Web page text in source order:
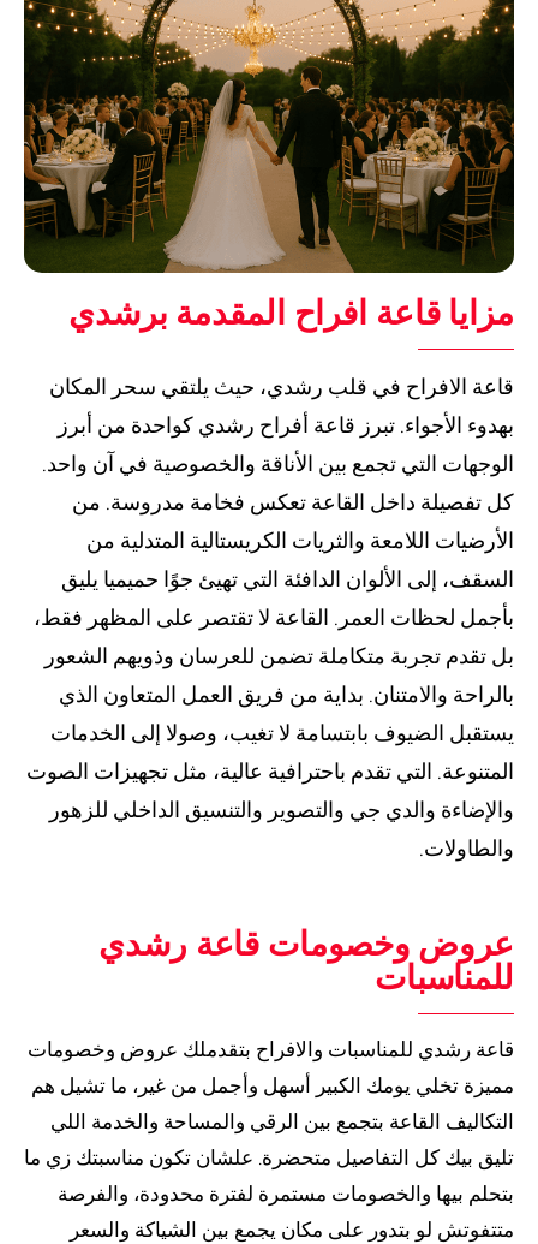
مزايا قاعة افراح المقدمة برشدي
قاعة الافراح في قلب رشدي، حيث يلتقي سحر المكان
بهدوء الأجواء. تبرز قاعة أفراح رشدي كواحدة من أبرز
الوجهات التي تجمع بين الأناقة والخصوصية في آن واحد.
كل تفصيلة داخل القاعة تعكس فخامة مدروسة. من
الأرضيات اللامعة والثريات الكريستالية المتدلية من
السقف، إلى الألوان الدافئة التي تهيئ جوًا حميميا يليق
بأجمل لحظات العمر. القاعة لا تقتصر على المظهر فقط،
بل تقدم تجربة متكاملة تضمن للعرسان وذويهم الشعور
بالراحة والامتنان. بداية من فريق العمل المتعاون الذي
يستقبل الضيوف بابتسامة لا تغيب، وصولا إلى الخدمات
المتنوعة. التي تقدم باحترافية عالية، مثل تجهيزات الصوت
والإضاءة والدي جي والتصوير والتنسيق الداخلي للزهور
والطاولات.
عروض وخصومات قاعة رشدي
للمناسبات
قاعة رشدي للمناسبات والافراح بتقدملك عروض وخصومات
مميزة تخلي يومك الكبير أسهل وأجمل من غير، ما تشيل هم
التكاليف القاعة بتجمع بين الرقي والمساحة والخدمة اللي
تليق بيك كل التفاصيل متحضرة. علشان تكون مناسبتك زي ما
بتحلم بيها والخصومات مستمرة لفترة محدودة، والفرصة
متتفوتش لو بتدور على مكان يجمع بين الشياكة والسعر